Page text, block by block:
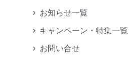
お知らせ一覧
キャンペーン・特集一覧
お問い合せ